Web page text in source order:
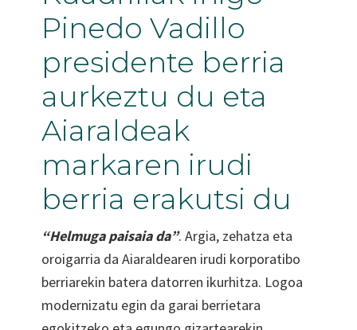
Pinedo Vadillo
presidente berria
aurkeztu du eta
Aiaraldeak
markaren irudi
berria erakutsi du
“Helmuga paisaia da”. Argia, zehatza eta
oroigarria da Aiaraldearen irudi korporatibo
berriarekin batera datorren ikurhitza. Logoa
modernizatu egin da garai berrietara